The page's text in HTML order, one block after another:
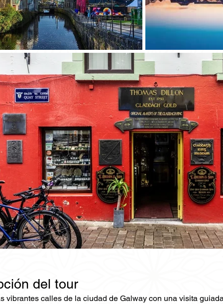
del tour
vibrantes calles de la ciudad de Galway con una visita